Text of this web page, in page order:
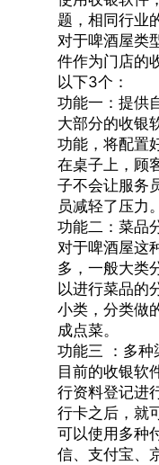
题，相同行业
对于啤酒屋类
件作为门店的
以下3个：
功能一：提供
大部分的收银
功能，将配置
在桌子上，顾
子不会让服务
员减轻了压力。
功能二：菜品
对于啤酒屋这
多，一般大类
以进行菜品的
小类，分类做
成点菜。
功能三 ：多种
目前的收银软
行资料登记进
行卡之后，就
可以使用多种
信、支付宝、